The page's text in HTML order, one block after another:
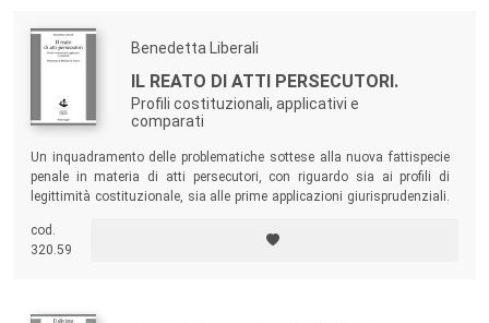
Benedetta Liberali
IL REATO DI ATTI PERSECUTORI.
Profili costituzionali, applicativi e
comparati
Un inquadramento delle problematiche sottese alla nuova fattispecie
penale in materia di atti persecutori, con riguardo sia ai profili di
legittimità costituzionale, sia alle prime applicazioni giurisprudenziali.
negli ordinamenti degli Stati dell’Unione Europea e il riferimento ad altri
Paesi che hanno adottato soluzioni peculiari.
cod.
320.59